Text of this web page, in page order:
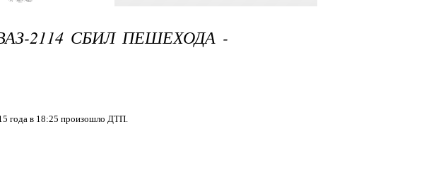
2114 СБИЛ ПЕШЕХОДА -
года в 18:25 произошло ДТП.